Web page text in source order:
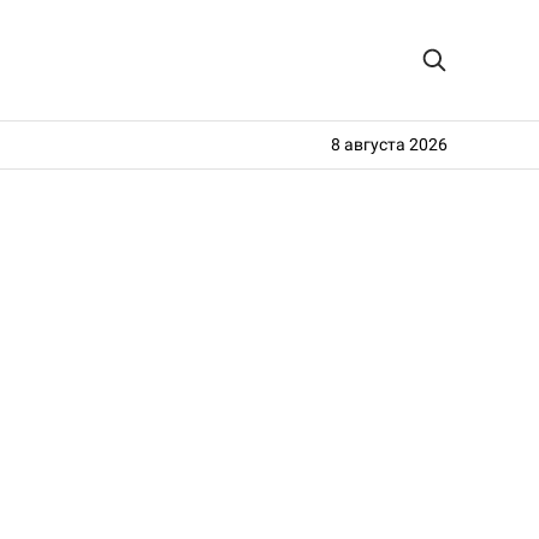
8 августа 2026